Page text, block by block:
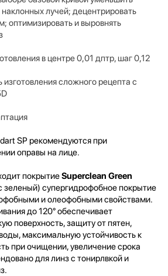
лучей; децентрировать
оптимизировать и выровнять
в центре 0,01 дптр, шаг 0,12
сложного рецепта с
SP рекомендуются при
оправы на лице.
покрытиеSuperclean Green
зеленый) супергидрофобное покрытие
и олеофобными свойствами.
до 120° обеспечивает
поверхность, защиту от пятен,
максимальную устойчивость к
при очищении, увеличение срока
для линз с тонирлвкой и